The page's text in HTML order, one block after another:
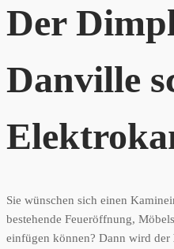
Der
Danville
Sie wünschen sich einen
bestehende Feueröffnung,
einfügen können? Dann wird der